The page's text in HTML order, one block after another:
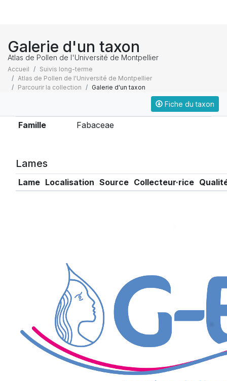
Galerie d'un taxon
Atlas de Pollen de l'Université de Montpellier
Accueil
Suivis long-terme
Atlas de Pollen de l'Université de Montpellier
Parcourir la collection
Galerie d'un taxon
Fiche du taxon
Famille Fabaceae
Lames
Lame Localisation Source Collecteur·rice